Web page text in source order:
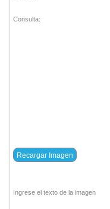
Consulta:
Ingrese el texto de la imagen